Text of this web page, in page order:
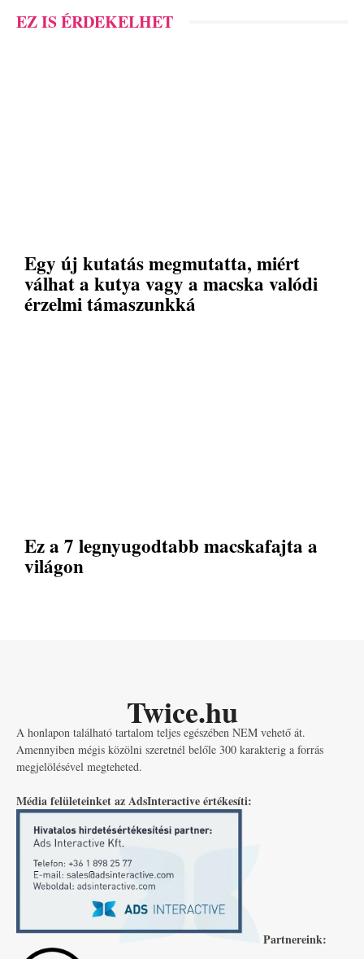
EZ IS ÉRDEKELHET
Egy új kutatás megmutatta, miért
válhat a kutya vagy a macska valódi
érzelmi támaszunkká
Ez a 7 legnyugodtabb macskafajta a
világon
Twice.hu
A honlapon található tartalom teljes egészében NEM vehető át.
Amennyiben mégis közölni szeretnél belőle 300 karakterig a forrás
megjelölésével megteheted.
Média felületeinket az AdsInteractive értékesíti:
Partnereink: